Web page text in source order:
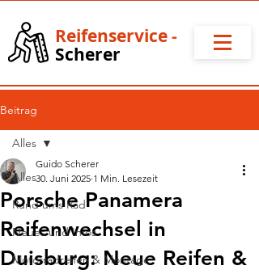
Reifenservice-
Scherer
Beitrag
Alles
Rund ums Rad
Neues und Infos
Motorradreifen & Montage
Alles
Porsche Panamera
Reifenwechsel in
Duisburg: Neue Reifen &
Guido Scherer
30. Juni 2025 1 Min. Lesezeit